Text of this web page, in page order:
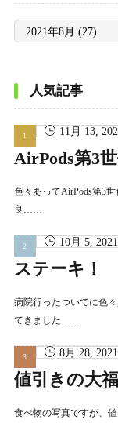
月
ア
ブ
人気記事
11月 13,
AirPods第3
色々あってAirPods第3
良……
10月 5, 2021
ステーキ！
病院行ったついでに色
てきました……
8月 28, 2021
値引きの大福
食べ物の写真ですが、